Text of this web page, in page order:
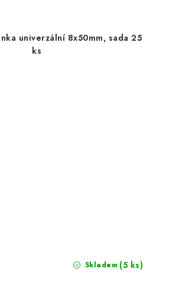
univerzální 8x50mm, sada 25
ks
Skladem (5 ks)